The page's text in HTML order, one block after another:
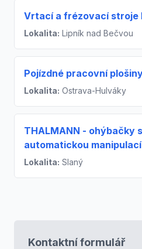
Vrtací a frézovací stroje
Lokalita: Lipník nad Bečvou
Pojízdné pracovní
Lokalita: Ostrava-Hulváky
THALMANN - ohýbačky
automatickou
Lokalita: Slaný
Kontaktní formulář